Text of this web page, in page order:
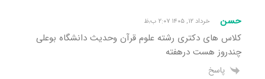
حسن خرداد ۱۲, ۱۴۰۵ ۲:۰۷ ب٫ظ
کلاس های دکتری رشته علوم قرآن وحدیث دانشگاه بوعلی
چندروز هست درهفته
پاسخ